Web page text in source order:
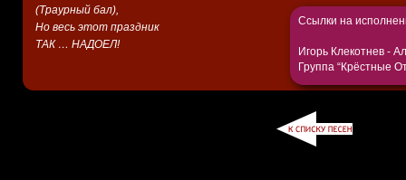
(Траурный бал),
Но весь этот праздник
ТАК … НАДОЕЛ!
Ссылки на
Игорь Клекотнев -
Группа “Крёстные